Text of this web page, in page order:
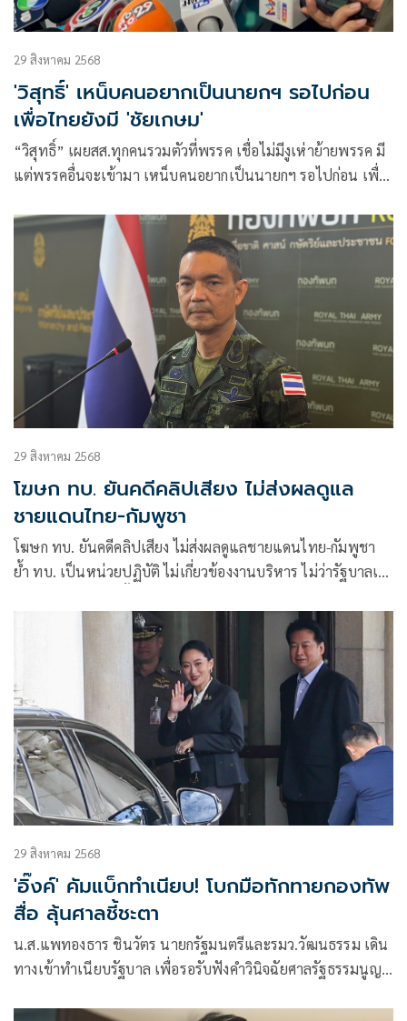
29 สิงหาคม 2568
'วิสุทธิ์' เหน็บคนอยากเป็นนายกฯ รอไปก่อน
เพื่อไทยยังมี 'ชัยเกษม'
“วิสุทธิ์” เผยสส.ทุกคนรวมตัวที่พรรค เชื่อไม่มีงูเห่าย้ายพรรค มี
แต่พรรคอื่นจะเข้ามา เหน็บคนอยากเป็นนายกฯ รอไปก่อน เพื่อ
เพิ่มไหวหรือ
29 สิงหาคม 2568
โฆษก ทบ. ยันคดีคลิปเสียง ไม่ส่งผลดูแล
ชายแดนไทย-กัมพูชา
โฆษก ทบ. ยันคดีคลิปเสียง ไม่ส่งผลดูแลชายแดนไทย-กัมพูชา
ย้ำ ทบ. เป็นหน่วยปฏิบัติ ไม่เกี่ยวข้องงานบริหาร ไม่ว่ารัฐบาลเก่า
บุคคล จึงไม่กระทบการทำงาน ชี้สถานการณ์ชายแดนไทย-
กัมพูชา ตอบยากจะยืดเยื้อถึงเมื่อใด เพราะมีความไม่แน่นอน
29 สิงหาคม 2568
'อิ๊งค์' คัมแบ็กทำเนียบ! โบกมือทักทายกองทัพ
สื่อ ลุ้นศาลชี้ชะตา
น.ส.แพทองธาร ชินวัตร นายกรัฐมนตรีและรมว.วัฒนธรรม เดิน
ทางเข้าทำเนียบรัฐบาล เพื่อรอรับฟังคำวินิจฉัยศาลรัฐธรรมนูญ